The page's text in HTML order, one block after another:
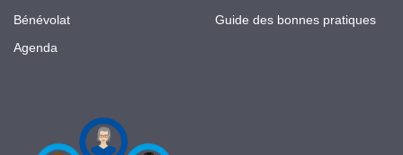
Bénévolat
Agenda
Guide des bonnes pratiques